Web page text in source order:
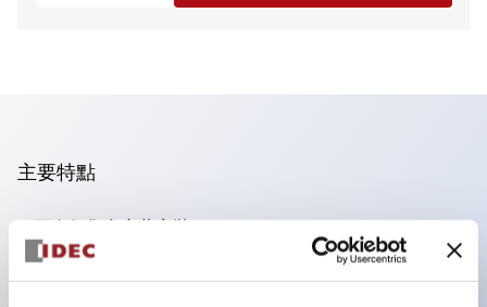
主要特點
可進行集合密著安裝
附鎖選擇開關採用高安全性的彈子鎖結構